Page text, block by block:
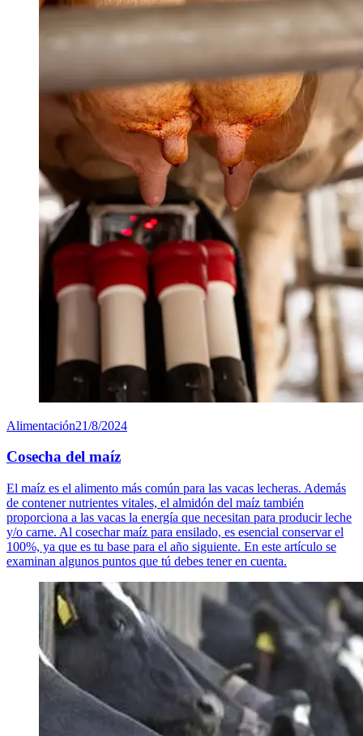
Alimentación21/8/2024
Cosecha del maíz
El maíz es el alimento más común para las vacas lecheras. Además
de contener nutrientes vitales, el almidón del maíz también
proporciona a las vacas la energía que necesitan para producir leche
y/o carne. Al cosechar maíz para ensilado, es esencial conservar el
100%, ya que es tu base para el año siguiente. En este artículo se
examinan algunos puntos que tú debes tener en cuenta.